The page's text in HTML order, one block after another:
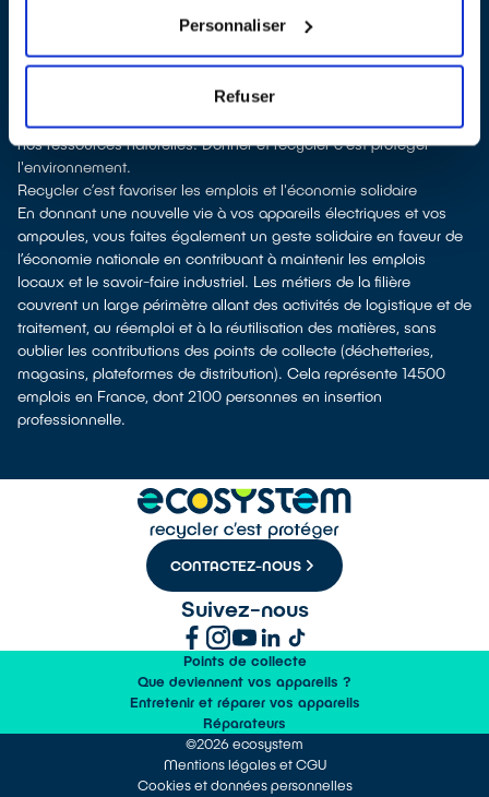
Personnaliser
Refuser
appareil permet d’éviter la production de nouveaux produits en
alimentant le marché de la seconde main. Le recyclage permet
d'éviter l'extraction de matières premières brutes, leur
transformation et leur transport, en utilisant à la place des
matières recyclées, ce qui génère moins de pollution et préserve
nos ressources naturelles. Donner et recycler c'est protéger
l'environnement.
Recycler c’est favoriser les emplois et l'économie solidaire
En donnant une nouvelle vie à vos appareils électriques et vos
ampoules, vous faites également un geste solidaire en faveur de
l’économie nationale en contribuant à maintenir les emplois
locaux et le savoir-faire industriel. Les métiers de la filière
couvrent un large périmètre allant des activités de logistique et de
traitement, au réemploi et à la réutilisation des matières, sans
oublier les contributions des points de collecte (déchetteries,
magasins, plateformes de distribution). Cela représente 14500
emplois en France, dont 2100 personnes en insertion
professionnelle.
CONTACTEZ-NOUS
Suivez-nous
Points de collecte
Que deviennent vos appareils ?
Entretenir et réparer vos appareils
Réparateurs
©2026 ecosystem
Mentions légales et CGU
Cookies et données personnelles